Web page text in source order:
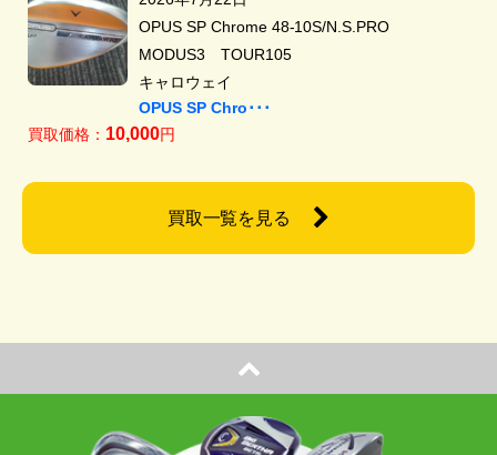
OPUS SP Chrome 48-10S/N.S.PRO
MODUS3 TOUR105
キャロウェイ
OPUS SP Chro･･･
買取価格： 10,000円
買取一覧を見る